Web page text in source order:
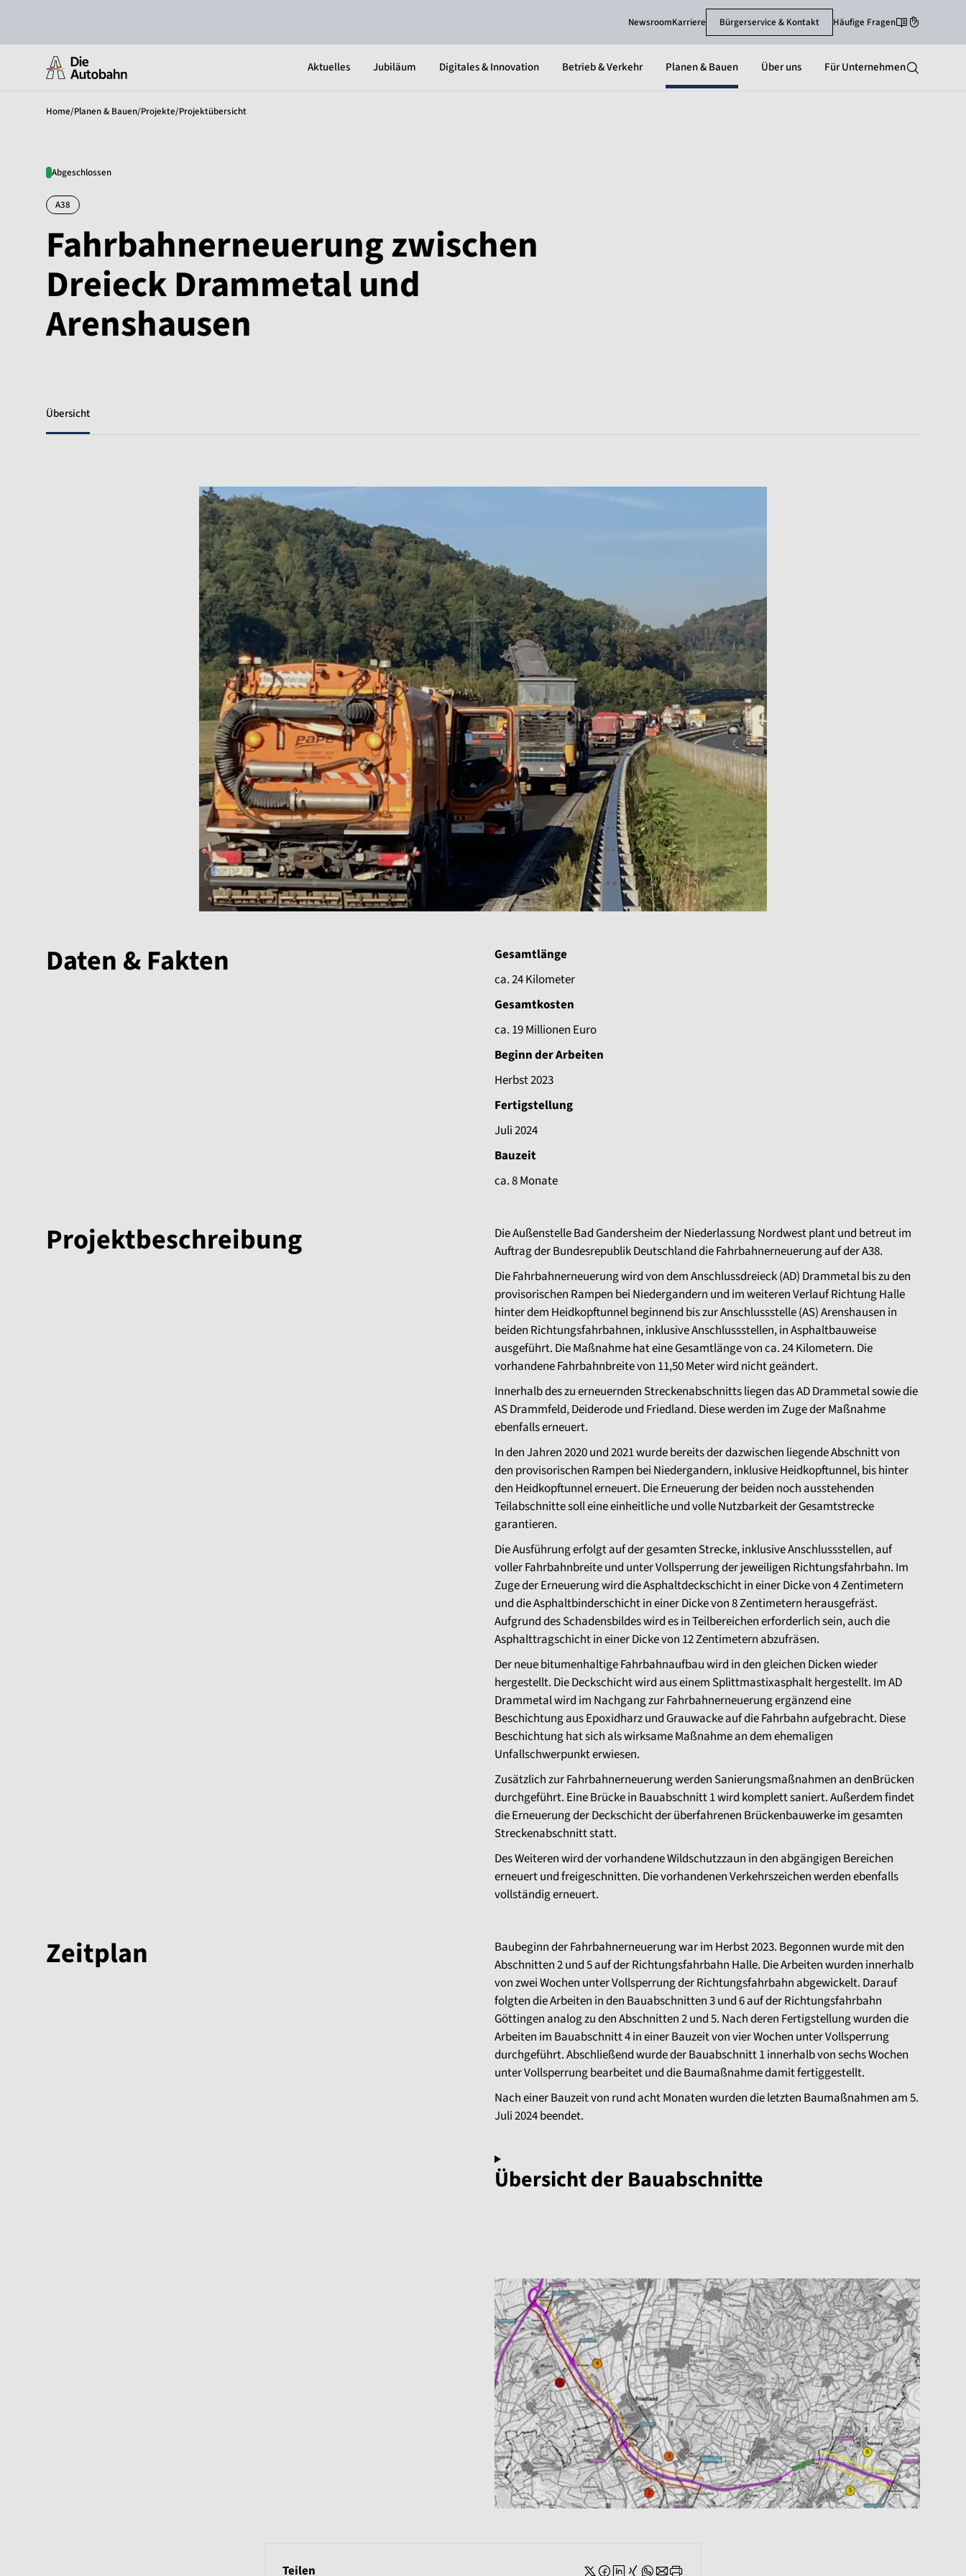
NewsroomKarriere Bürgerservice & Kontakt Häufige FragenLeichte Sprache
Aktuelles Jubiläum Digitales & Innovation Betrieb & Verkehr Planen & Bauen Über uns Für Unternehmen
Home/Planen & Bauen/Projekte/Projektübersicht
Abgeschlossen
A38
Fahrbahnerneuerung zwischen
Dreieck Drammetal und
Arenshausen
Übersicht
Daten & Fakten
Gesamtlänge
ca. 24 Kilometer
Gesamtkosten
ca. 19 Millionen Euro
Beginn der Arbeiten
Herbst 2023
Fertigstellung
Juli 2024
Bauzeit
ca. 8 Monate
Projektbeschreibung
Die Außenstelle Bad Gandersheim der Niederlassung Nordwest plant und betreut im
Auftrag der Bundesrepublik Deutschland die Fahrbahnerneuerung auf der A38.
Die Fahrbahnerneuerung wird von dem Anschlussdreieck (AD) Drammetal bis zu den
provisorischen Rampen bei Niedergandern und im weiteren Verlauf Richtung Halle
hinter dem Heidkopftunnel beginnend bis zur Anschlussstelle (AS) Arenshausen in
beiden Richtungsfahrbahnen, inklusive Anschlussstellen, in Asphaltbauweise
ausgeführt. Die Maßnahme hat eine Gesamtlänge von ca. 24 Kilometern. Die
vorhandene Fahrbahnbreite von 11,50 Meter wird nicht geändert.
Innerhalb des zu erneuernden Streckenabschnitts liegen das AD Drammetal sowie die
AS Drammfeld, Deiderode und Friedland. Diese werden im Zuge der Maßnahme
ebenfalls erneuert.
In den Jahren 2020 und 2021 wurde bereits der dazwischen liegende Abschnitt von
den provisorischen Rampen bei Niedergandern, inklusive Heidkopftunnel, bis hinter
den Heidkopftunnel erneuert. Die Erneuerung der beiden noch ausstehenden
Teilabschnitte soll eine einheitliche und volle Nutzbarkeit der Gesamtstrecke
garantieren.
Die Ausführung erfolgt auf der gesamten Strecke, inklusive Anschlussstellen, auf
voller Fahrbahnbreite und unter Vollsperrung der jeweiligen Richtungsfahrbahn. Im
Zuge der Erneuerung wird die Asphaltdeckschicht in einer Dicke von 4 Zentimetern
und die Asphaltbinderschicht in einer Dicke von 8 Zentimetern herausgefräst.
Aufgrund des Schadensbildes wird es in Teilbereichen erforderlich sein, auch die
Asphalttragschicht in einer Dicke von 12 Zentimetern abzufräsen.
Der neue bitumenhaltige Fahrbahnaufbau wird in den gleichen Dicken wieder
hergestellt. Die Deckschicht wird aus einem Splittmastixasphalt hergestellt. Im AD
Drammetal wird im Nachgang zur Fahrbahnerneuerung ergänzend eine
Beschichtung aus Epoxidharz und Grauwacke auf die Fahrbahn aufgebracht. Diese
Beschichtung hat sich als wirksame Maßnahme an dem ehemaligen
Unfallschwerpunkt erwiesen.
Zusätzlich zur Fahrbahnerneuerung werden Sanierungsmaßnahmen an denBrücken
durchgeführt. Eine Brücke in Bauabschnitt 1 wird komplett saniert. Außerdem findet
die Erneuerung der Deckschicht der überfahrenen Brückenbauwerke im gesamten
Streckenabschnitt statt.
Des Weiteren wird der vorhandene Wildschutzzaun in den abgängigen Bereichen
erneuert und freigeschnitten. Die vorhandenen Verkehrszeichen werden ebenfalls
vollständig erneuert.
Zeitplan
Baubeginn der Fahrbahnerneuerung war im Herbst 2023. Begonnen wurde mit den
Abschnitten 2 und 5 auf der Richtungsfahrbahn Halle. Die Arbeiten wurden innerhalb
von zwei Wochen unter Vollsperrung der Richtungsfahrbahn abgewickelt. Darauf
folgten die Arbeiten in den Bauabschnitten 3 und 6 auf der Richtungsfahrbahn
Göttingen analog zu den Abschnitten 2 und 5. Nach deren Fertigstellung wurden die
Arbeiten im Bauabschnitt 4 in einer Bauzeit von vier Wochen unter Vollsperrung
durchgeführt. Abschließend wurde der Bauabschnitt 1 innerhalb von sechs Wochen
unter Vollsperrung bearbeitet und die Baumaßnahme damit fertiggestellt.
Nach einer Bauzeit von rund acht Monaten wurden die letzten Baumaßnahmen am 5.
Juli 2024 beendet.
Übersicht der Bauabschnitte
Teilen